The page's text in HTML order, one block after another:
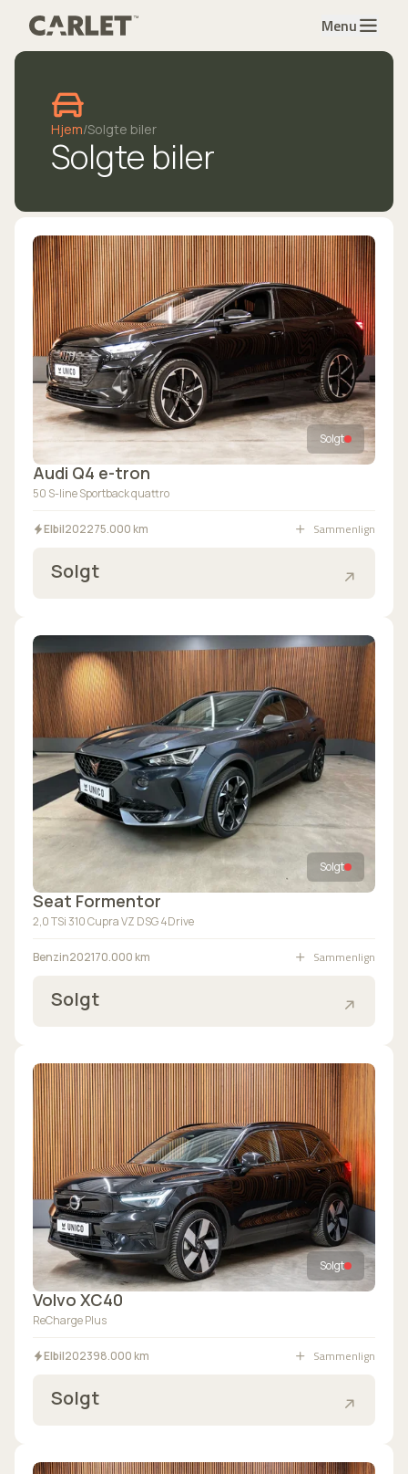
Menu
Hjem/Solgte biler
Solgte biler
Solgt
Audi Q4 e-tron
50 S-line Sportback quattro
Elbil202275.000 km Sammenlign
Solgt
Solgt
Seat Formentor
2,0 TSi 310 Cupra VZ DSG 4Drive
Benzin202170.000 km Sammenlign
Solgt
Solgt
Volvo XC40
ReCharge Plus
Elbil202398.000 km Sammenlign
Solgt